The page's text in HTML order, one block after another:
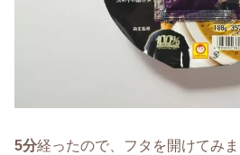
5分経ったので、フタを開けてみま